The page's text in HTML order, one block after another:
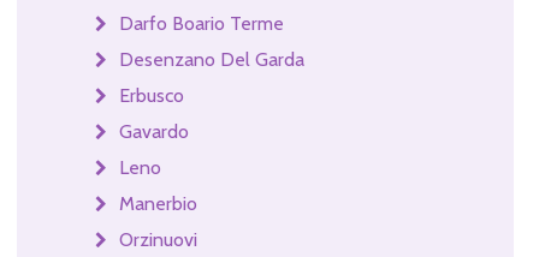
Darfo Boario Terme
Desenzano Del Garda
Erbusco
Gavardo
Leno
Manerbio
Orzinuovi